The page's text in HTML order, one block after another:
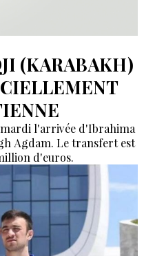
(KARABAKH)
l'arrivée d'Ibrahima
Agdam. Le transfert est
d'euros.